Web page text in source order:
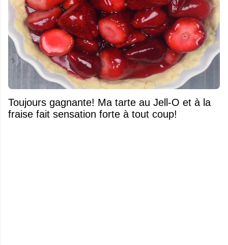
Toujours gagnante! Ma tarte au Jell-O et à la
fraise fait sensation forte à tout coup!